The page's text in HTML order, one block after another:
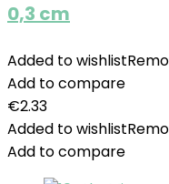
0,3 cm
Added to wishlist
Add to compare
€2.33
Added to wishlist
Add to compare